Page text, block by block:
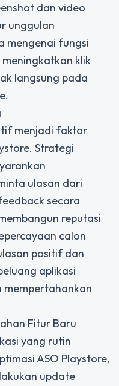
dan video
unggulan
mengenai fungsi
klik
langsung pada
menjadi faktor
Strategi
ulasan dari
secara
reputasi
calon
positif dan
aplikasi
mempertahankan
Fitur Baru
yang rutin
ASO Playstore,
update